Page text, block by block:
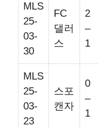
MLS
25-
03-
30
FC
댈러
스
2
–
1
MLS
25-
03-
23
스포
캔자
0
–
1